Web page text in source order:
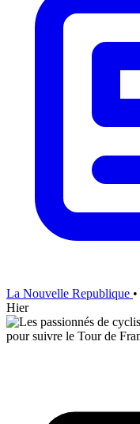
La Nouvelle Republique •
Hier